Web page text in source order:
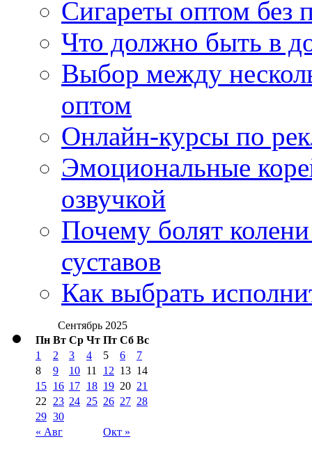
Сигареты оптом без
Что должно быть в
Выбор между
оптом
Онлайн-курсы по
Эмоциональные
озвучкой
Почему болят
суставов
Как выбрать
Сентябрь 2025
Пн Вт Ср Чт Пт Сб Вс
« Авг Окт »
1 2 3 4 5 6
7
8
9 10 11 12 13 14
15 16 17 18 19 20 21
22
23 24 25 26 27 28
29 30